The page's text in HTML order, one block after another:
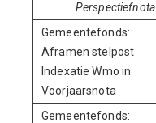
Perspectiefnota
Gemeentefonds:
Aframen stelpost
Indexatie Wmo in
Voorjaarsnota
Gemeentefonds: